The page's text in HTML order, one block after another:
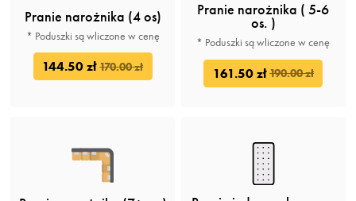
Pranie narożnika (4 os)
* Poduszki są wliczone w cenę
144.50 zł 170.00 zł
Pranie narożnika ( 5-6
os. )
* Poduszki są wliczone w cenę
161.50 zł 190.00 zł